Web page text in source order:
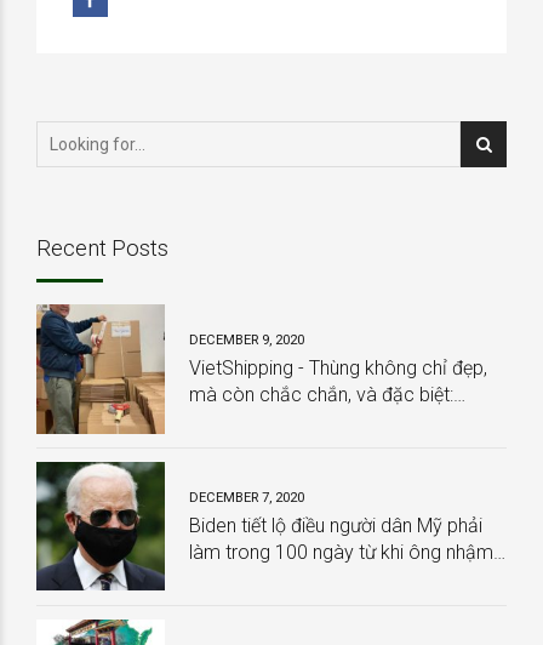
Recent Posts
DECEMBER 9, 2020
VietShipping - Thùng không chỉ đẹp,
mà còn chắc chắn, và đặc biệt:
DECEMBER 7, 2020
Biden tiết lộ điều người dân Mỹ phải
làm trong 100 ngày từ khi ông nhậm